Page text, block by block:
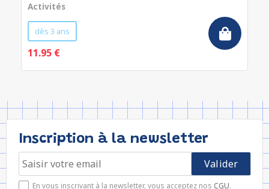
Activités
dès 3 ans
11.95 €
Inscription à la newsletter
En vous inscrivant à la newsletter, vous acceptez nos CGU.